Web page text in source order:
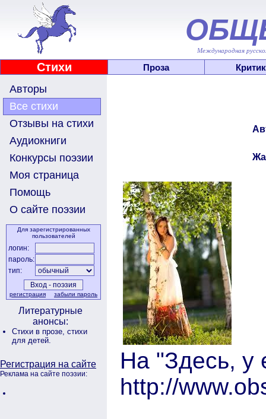
Международная
Стихи Проза
Авторы
Все стихи
Отзывы на стихи
Аудиокниги
Конкурсы поэзии
Моя страница
Помощь
О сайте поэзии
Для зарегистрированных
пользователей
логин:
пароль:
тип:
регистрация забыли пароль
Литературные
анонсы:
Стихи в прозе, стихи
для детей.
Регистрация на сайте
Реклама на сайте поэзии:
На "Здесь, у
http://